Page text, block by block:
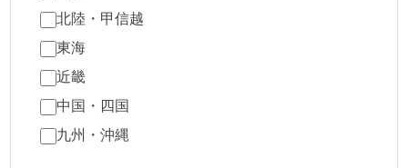
北陸・甲信越
東海
近畿
中国・四国
九州・沖縄